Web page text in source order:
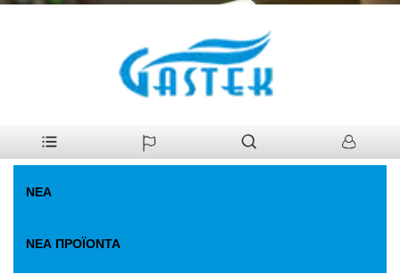
ΝΈΑ
ΝΈΑ ΠΡΟΪΌΝΤΑ